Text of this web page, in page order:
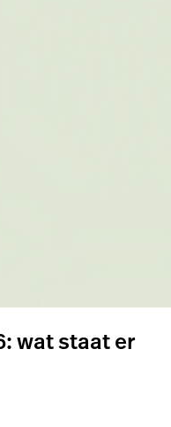
wat staat er